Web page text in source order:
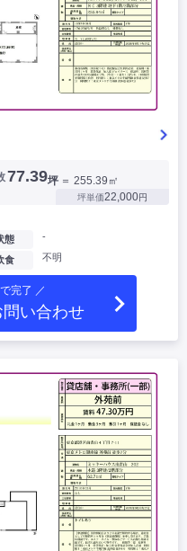
77.39坪 ＝ 255.39㎡
坪単価22,000円
態 -
食 不明
完了 ／
い合わせ